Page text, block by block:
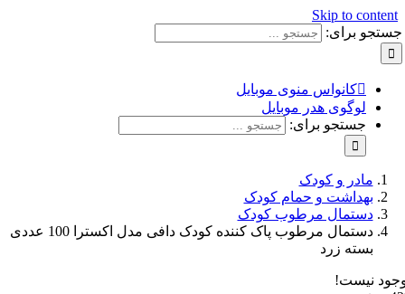
Skip to
برای:
کانواس منوی موبایل
لوگوی هدر موبایل
جستجو برای:
مادر و کودک
بهداشت و حمام کودک
دستمال مرطوب کودک
دستمال مرطوب پاک کننده کودک دافی مدل اکسترا 100 عددی
بسته زرد
نیست!